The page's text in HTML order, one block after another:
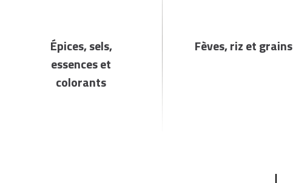
Épices, sels,
essences et
colorants
Fèves, riz et grains